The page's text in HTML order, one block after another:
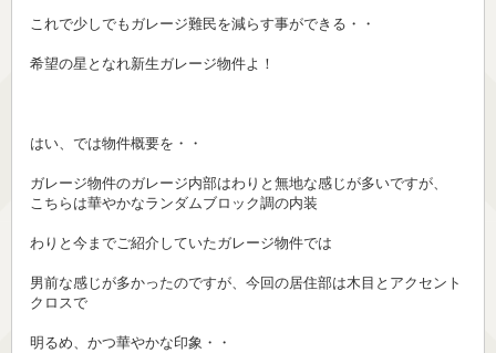
これで少しでもガレージ難民を減らす事ができる・・
希望の星となれ新生ガレージ物件よ！
はい、では物件概要を・・
ガレージ物件のガレージ内部はわりと無地な感じが多いですが、
こちらは華やかなランダムブロック調の内装
わりと今までご紹介していたガレージ物件では
男前な感じが多かったのですが、今回の居住部は木目とアクセント
クロスで
明るめ、かつ華やかな印象・・